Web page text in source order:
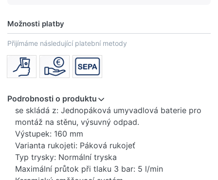
Možnosti platby
Přijímáme následující platební metody
Podrobnosti o produktu
se skládá z: Jednopáková umyvadlová baterie pro
montáž na stěnu, výsuvný odpad.
Výstupek: 160 mm
Varianta rukojeti: Páková rukojeť
Typ trysky: Normální tryska
Maximální průtok při tlaku 3 bar: 5 l/min